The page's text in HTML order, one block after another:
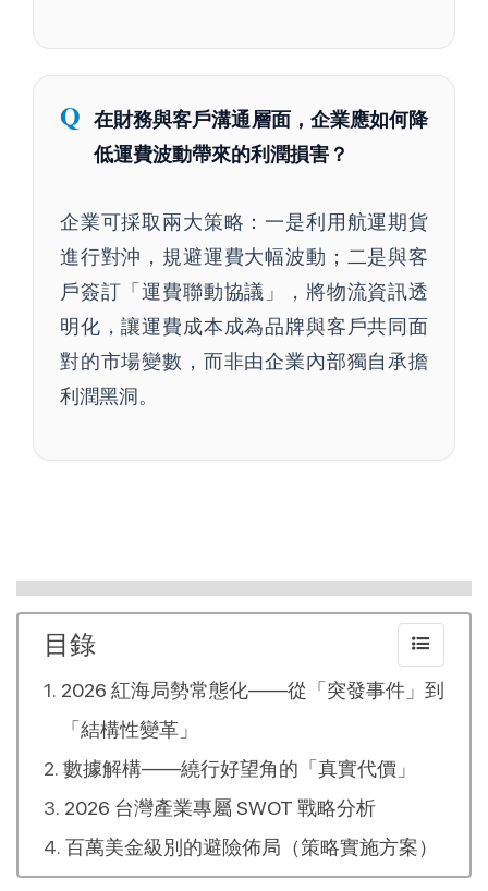
Q
在財務與客戶溝通層面，企業應如何降
低運費波動帶來的利潤損害？
企業可採取兩大策略：一是利用航運期貨
進行對沖，規避運費大幅波動；二是與客
戶簽訂「運費聯動協議」，將物流資訊透
明化，讓運費成本成為品牌與客戶共同面
對的市場變數，而非由企業內部獨自承擔
利潤黑洞。
目錄
2026 紅海局勢常態化——從「突發事件」到
「結構性變革」
數據解構——繞行好望角的「真實代價」
2026 台灣產業專屬 SWOT 戰略分析
百萬美金級別的避險佈局（策略實施方案）